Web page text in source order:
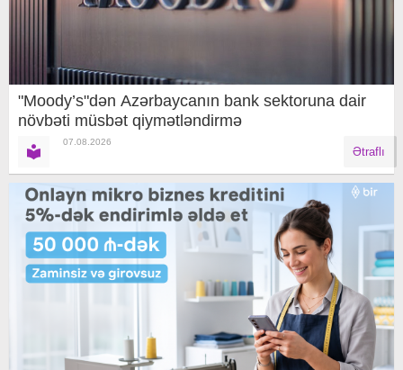
"Moody’s"dən Azərbaycanın bank sektoruna dair
növbəti müsbət qiymətləndirmə
07.08.2026
Ətraflı